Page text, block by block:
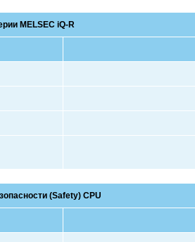
MELSEC iQ-R
(Safety) CPU